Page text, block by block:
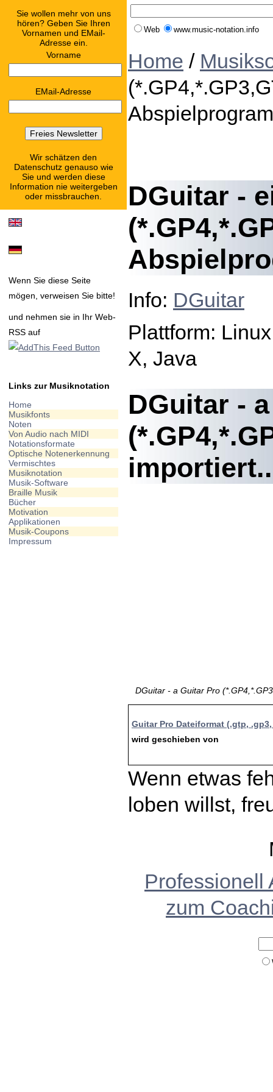
Sie wollen mehr von uns
hören? Geben Sie Ihren
Vornamen und EMail-
Adresse ein.
Vorname
EMail-Adresse
Wir schätzen den
Datenschutz genauso wie
Sie und werden diese
Information nie weitergeben
oder missbrauchen.
Wenn Sie diese Seite
mögen, verweisen Sie bitte!
und nehmen sie in Ihr Web-
RSS auf
Links zur Musiknotation
Home
Musikfonts
Noten
Von Audio nach MIDI
Notationsformate
Optische Notenerkennung
Vermischtes
Musiknotation
Musik-Software
Braille Musik
Bücher
Motivation
Applikationen
Musik-Coupons
Impressum
Web www.music-notation.info
Home /
DGuitar -
Info: DGuitar
Plattform:
X, Java
DGuitar -
DGuitar - a Guitar Pro
Guitar Pro Dateiformat (.gtp,
wird geschieben von
Wenn etwas
loben willst,
Professionell
zum